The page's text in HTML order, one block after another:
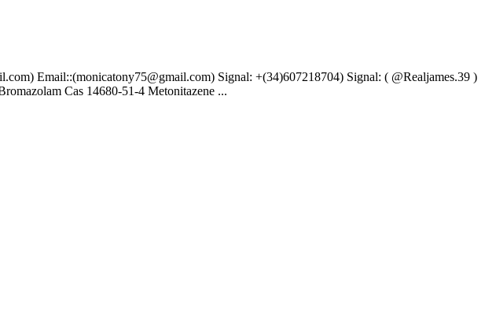
Email::(monicatony75@gmail.com) Signal: +(34)607218704) Signal: ( @Realjames.39 )
Cas 14680-51-4 Metonitazene ...